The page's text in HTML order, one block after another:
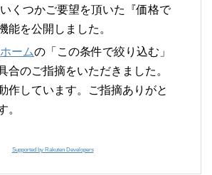
くつかご要望を頂いた『価格で
能を公開しました。
ホームの「この条件で絞り込む」
合のご指摘をいただきました。
作しています。ご指摘ありがと
。
Supported by Rakuten Developers